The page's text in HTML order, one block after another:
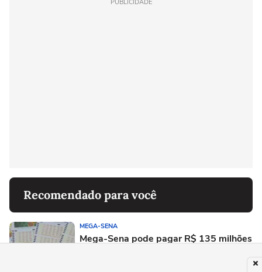
PUBLICIDADE
Recomendado para você
MEGA-SENA
Mega-Sena pode pagar R$ 135 milhões